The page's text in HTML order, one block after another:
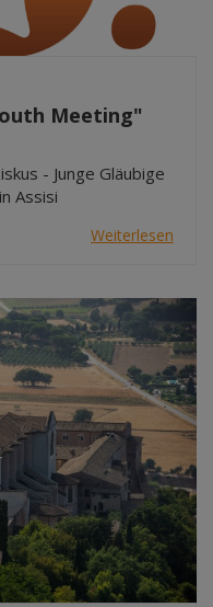
Meeting"
- Junge Gläubige
Assisi
Weiterlesen